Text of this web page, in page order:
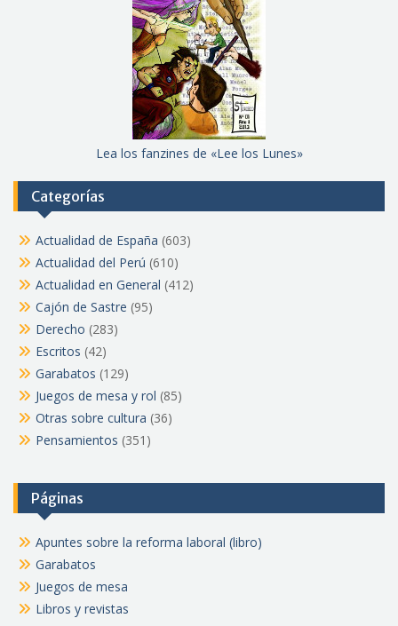
Lea los fanzines de «Lee los Lunes»
Categorías
Actualidad de España (603)
Actualidad del Perú (610)
Actualidad en General (412)
Cajón de Sastre (95)
Derecho (283)
Escritos (42)
Garabatos (129)
Juegos de mesa y rol (85)
Otras sobre cultura (36)
Pensamientos (351)
Páginas
Apuntes sobre la reforma laboral (libro)
Garabatos
Juegos de mesa
Libros y revistas